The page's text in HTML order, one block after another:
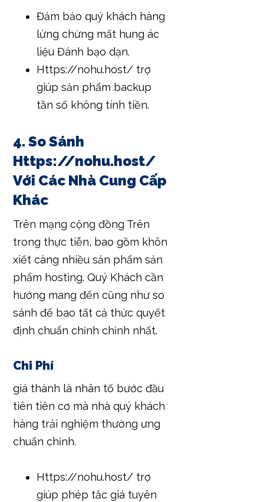
Đảm bảo quý khách hàng
lừng chừng mất hung ác
liệu Đánh bạo dạn.
Https://nohu.host/ trợ
giúp sản phẩm backup
tần số không tính tiền.
4. So Sánh
Https://nohu.host/
Với Các Nhà Cung Cấp
Khác
Trên mạng cộng đồng Trên
trong thực tiễn, bao gồm khôn
xiết càng nhiều sản phẩm sản
phẩm hosting. Quý Khách cần
hướng mang đến cũng như so
sánh để bao tất cả thức quyết
định chuẩn chỉnh chỉnh nhất.
Chi Phí
giá thành là nhân tố bước đầu
tiên tiên cơ mà nhà quý khách
hàng trải nghiệm thường ưng
chuẩn chỉnh.
Https://nohu.host/ trợ
giúp phép tắc giá tuyên